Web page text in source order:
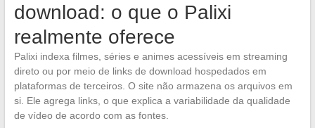
download: o que o Palixi
realmente oferece
Palixi indexa filmes, séries e animes acessíveis em streaming
direto ou por meio de links de download hospedados em
plataformas de terceiros. O site não armazena os arquivos em
si. Ele agrega links, o que explica a variabilidade da qualidade
de vídeo de acordo com as fontes.